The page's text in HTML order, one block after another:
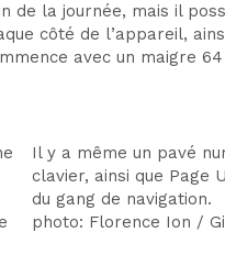
la journée, mais il
côté de l’appareil,
avec un maigre
Il y a même un pavé
clavier, ainsi que Page
du gang de navigation.
photo: Florence Ion /